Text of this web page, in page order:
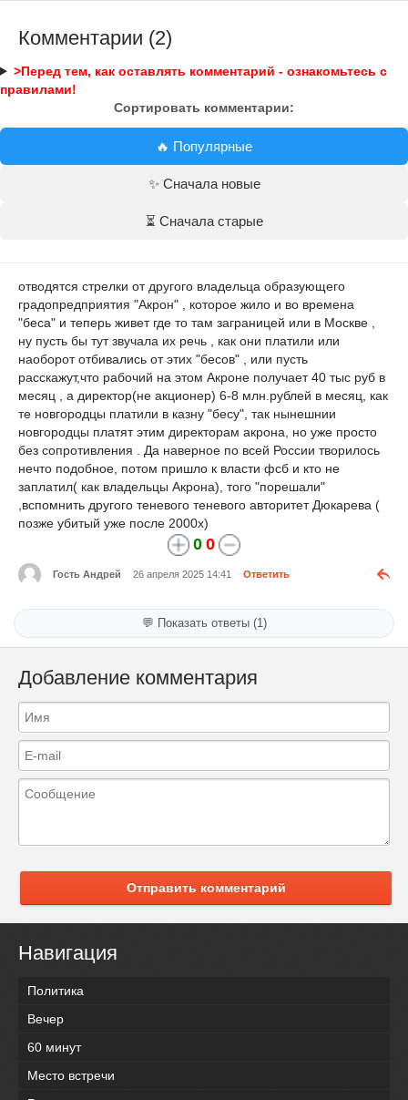
Комментарии (2)
>Перед тем, как оставлять комментарий - ознакомьтесь с
правилами!
Сортировать комментарии:
🔥 Популярные
✨ Сначала новые
⏳ Сначала старые
отводятся стрелки от другого владельца образующего
градопредприятия "Акрон" , которое жило и во времена
"беса" и теперь живет где то там заграницей или в Москве ,
ну пусть бы тут звучала их речь , как они платили или
наоборот отбивались от этих "бесов" , или пусть
расскажут,что рабочий на этом Акроне получает 40 тыс руб в
месяц , а директор(не акционер) 6-8 млн.рублей в месяц, как
те новгородцы платили в казну "бесу", так нынешнии
новгородцы платят этим директорам акрона, но уже просто
без сопротивления . Да наверное по всей России творилось
нечто подобное, потом пришло к власти фсб и кто не
заплатил( как владельцы Акрона), того "порешали"
,вспомнить другого теневого теневого авторитет Дюкарева (
позже убитый уже после 2000х)
0 0
Гость Андрей 26 апреля 2025 14:41 Ответить
💬 Показать ответы (1)
Добавление комментария
Отправить комментарий
Навигация
Политика
Вечер
60 минут
Место встречи